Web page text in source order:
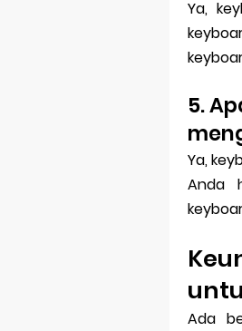
Ya,
5.
Ya,
Anda
Ada